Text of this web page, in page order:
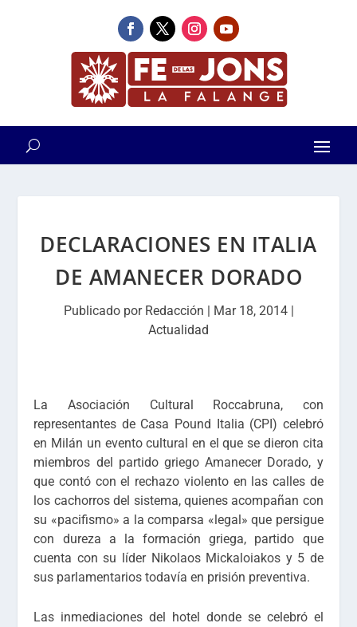
DECLARACIONES EN ITALIA
DE AMANECER DORADO
Publicado por Redacción | Mar 18, 2014|
Actualidad
La Asociación Cultural Roccabruna, con
representantes de Casa Pound Italia (CPI) celebró
en Milán un evento cultural en el que se dieron cita
miembros del partido griego Amanecer Dorado, y
que contó con el rechazo violento en las calles de
los cachorros del sistema, quienes acompañan con
su «pacifismo» a la comparsa «legal» que persigue
con dureza a la formación griega, partido que
cuenta con su líder Nikolaos Mickaloiakos y 5 de
sus parlamentarios todavía en prisión preventiva.
Las inmediaciones del hotel donde se celebró el